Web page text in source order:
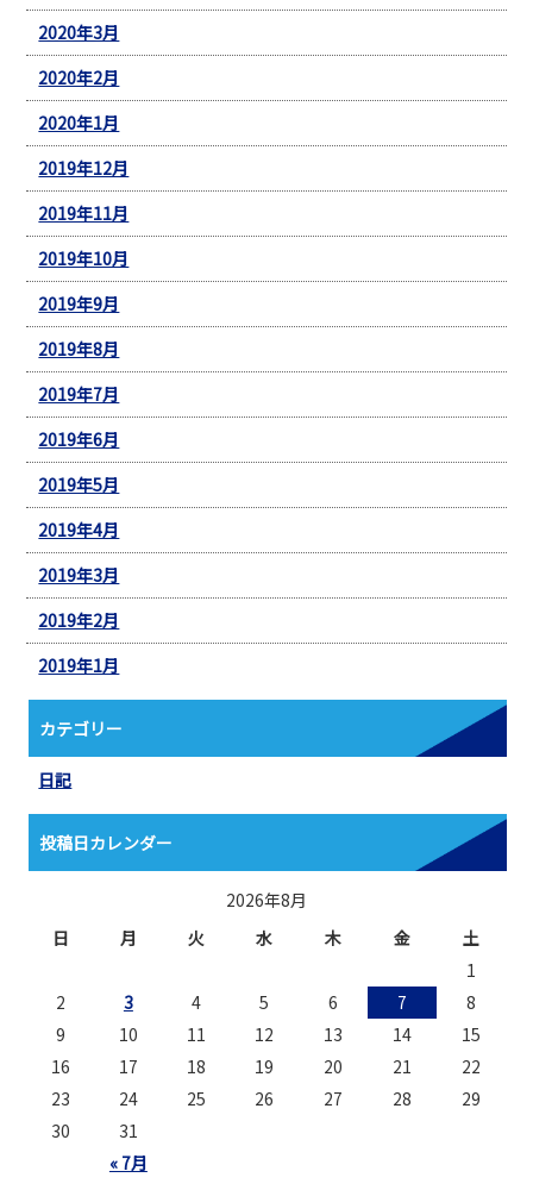
2020年3月
2020年2月
2020年1月
2019年12月
2019年11月
2019年10月
2019年9月
2019年8月
2019年7月
2019年6月
2019年5月
2019年4月
2019年3月
2019年2月
2019年1月
カテゴリー
日記
投稿日カレンダー
2026年8月
日
月 火 水 木 金 土
« 7月
1
2
3 4 5 6 7
8
9
10 11 12 13 14
15
16
17 18 19 20 21
22
23
24 25 26 27 28
29
30
31